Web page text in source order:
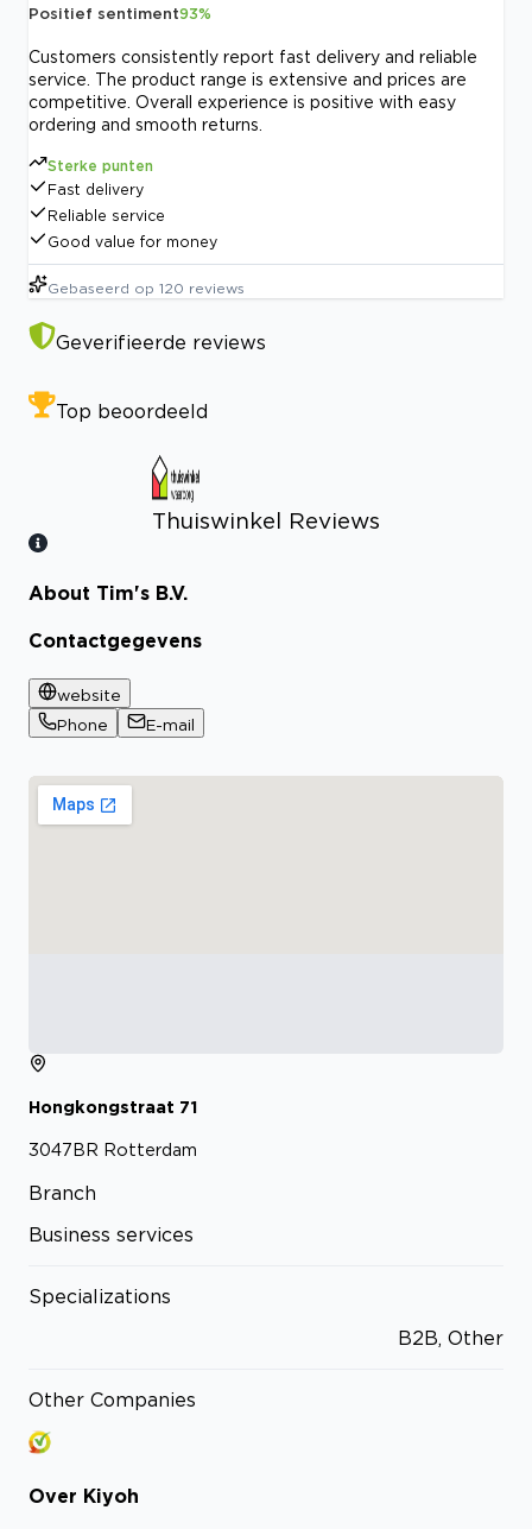
Positief sentiment93%
Customers consistently report fast delivery and reliable
service. The product range is extensive and prices are
competitive. Overall experience is positive with easy
ordering and smooth returns.
Sterke punten
Fast delivery
Reliable service
Good value for money
Gebaseerd op 120 reviews
Geverifieerde reviews
Top beoordeeld
Thuiswinkel Reviews
Bekijk certificaat
About Tim's B.V.
Contactgegevens
website
Phone
E-mail
Hongkongstraat 71
3047BR Rotterdam
Branch
Business services
Specializations
B2B, Other
Other Companies
Over Kiyoh